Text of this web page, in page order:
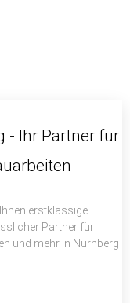
- Ihr Partner für
erstklassige
Partner für
und mehr in Nürnberg